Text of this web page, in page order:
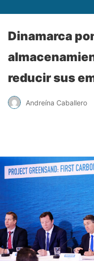
Dinamarca
reducir sus
Andreína Caballero